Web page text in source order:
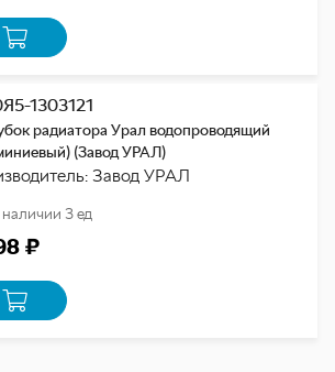
1303121
радиатора Урал водопроводящий
(Завод УРАЛ)
Завод УРАЛ
3 ед
₽